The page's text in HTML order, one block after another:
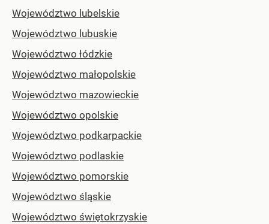
Województwo lubelskie
Województwo lubuskie
Województwo łódzkie
Województwo małopolskie
Województwo mazowieckie
Województwo opolskie
Województwo podkarpackie
Województwo podlaskie
Województwo pomorskie
Województwo śląskie
Województwo świętokrzyskie